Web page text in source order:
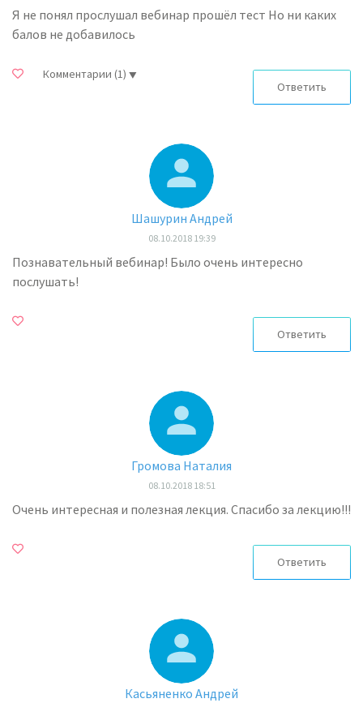
Я не понял прослушал вебинар прошёл тест Но ни каких
балов не добавилось
Комментарии (1)
Ответить
Шашурин Андрей
08.10.2018 19:39
Познавательный вебинар! Было очень интересно
послушать!
Ответить
Громова Наталия
08.10.2018 18:51
Очень интересная и полезная лекция. Спасибо за лекцию!!!
Ответить
Касьяненко Андрей